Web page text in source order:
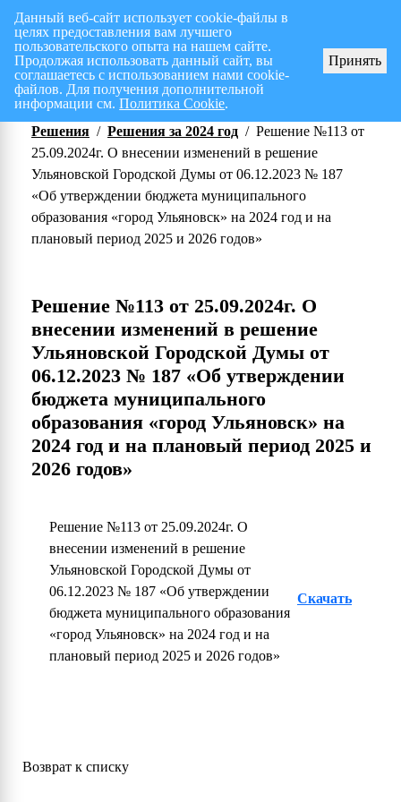
Перспективный план работ на I полугодие 2026 г.
Решения / Решения за 2024 год / Решение №113 от
25.09.2024г. О внесении изменений в решение
Ульяновской Городской Думы от 06.12.2023 № 187
«Об утверждении бюджета муниципального
образования «город Ульяновск» на 2024 год и на
плановый период 2025 и 2026 годов»
Решение №113 от 25.09.2024г. О
внесении изменений в решение
Ульяновской Городской Думы от
06.12.2023 № 187 «Об утверждении
бюджета муниципального
образования «город Ульяновск» на
2024 год и на плановый период 2025 и
2026 годов»
Решение №113 от 25.09.2024г. О
внесении изменений в решение
Ульяновской Городской Думы от
06.12.2023 № 187 «Об утверждении
бюджета муниципального образования
«город Ульяновск» на 2024 год и на
плановый период 2025 и 2026 годов»
Скачать
Возврат к списку
Данный веб-сайт использует cookie-файлы в
целях предоставления вам лучшего
пользовательского опыта на нашем сайте.
Продолжая использовать данный сайт, вы
соглашаетесь с использованием нами cookie-
файлов. Для получения дополнительной
информации см.Политика Cookie.
Принять